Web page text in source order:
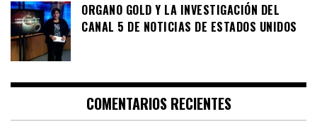
ORGANO GOLD Y LA INVESTIGACIÓN DEL
CANAL 5 DE NOTICIAS DE ESTADOS UNIDOS
COMENTARIOS RECIENTES